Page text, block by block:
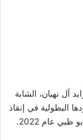
آل نهيان، الشابة
البطولية في إنقاذ